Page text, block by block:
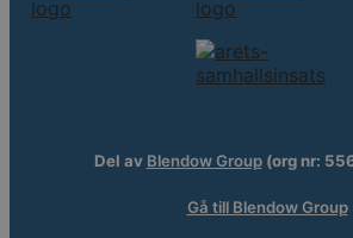
Del av Blendow Group(org nr:
Gå till Blendow Group